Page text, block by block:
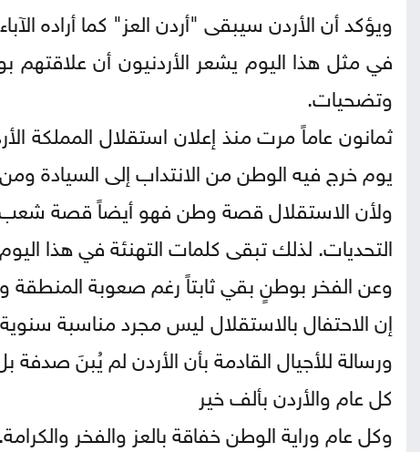
ويؤكد أن الأردن سيبقى "أردن العز" كما أراده
في مثل هذا اليوم يشعر الأردنيون أن علاقتهم
وتضحيات.
ثمانون عاماً مرت منذ إعلان استقلال المملكة
يوم خرج فيه الوطن من الانتداب إلى السيادة ومن
ولأن الاستقلال قصة وطن فهو أيضاً قصة شعب
التحديات. لذلك تبقى كلمات التهنئة في هذا
وعن الفخر بوطنٍ بقي ثابتاً رغم صعوبة المنطقة
إن الاحتفال بالاستقلال ليس مجرد مناسبة
ورسالة للأجيال القادمة بأن الأردن لم يُبنَ صدفة
كل عام والأردن بألف خير
وكل عام وراية الوطن خفاقة بالعز والفخر والكرامة.